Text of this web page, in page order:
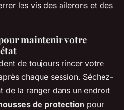
les vis des ailerons et des
maintenir votre
de toujours rincer votre
chaque session. Séchez-
de la ranger dans un endroit
de protection pour